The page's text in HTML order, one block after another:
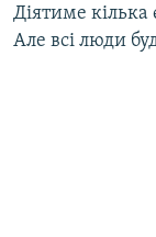
Діятиме
Але всі люди